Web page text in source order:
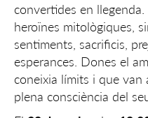
convertides en
heroïnes mitològiques,
sentiments, sacrificis,
esperances. Dones el
coneixia límits i que van
plena consciència del